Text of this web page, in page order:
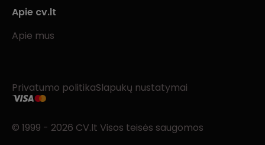
Apie cv.lt
Apie mus
Privatumo politikaSlapukų nustatymai
© 1999 - 2026 CV.lt Visos teisės saugomos